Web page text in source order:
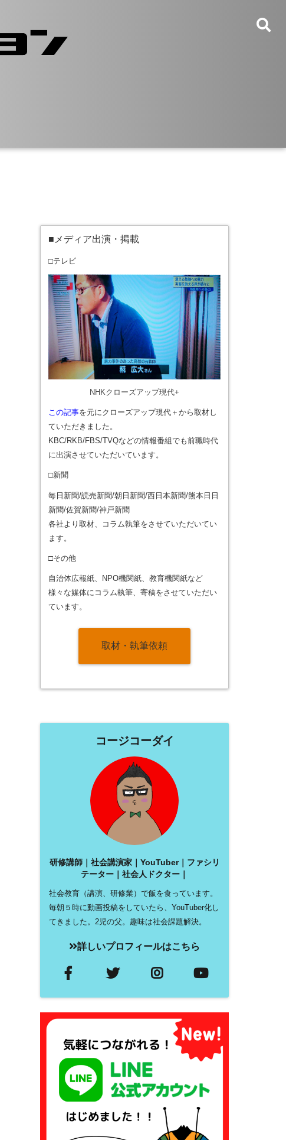
■メディア出演・掲載
□テレビ
NHKクローズアップ現代+
この記事を元にクローズアップ現代＋から取材し
ていただきました。
KBC/RKB/FBS/TVQなどの情報番組でも前職時代
に出演させていただいています。
□新聞
毎日新聞/読売新聞/朝日新聞/西日本新聞/熊本日日
新聞/佐賀新聞/神戸新聞
各社より取材、コラム執筆をさせていただいてい
ます。
□その他
自治体広報紙、NPO機関紙、教育機関紙など
様々な媒体にコラム執筆、寄稿をさせていただい
ています。
取材・執筆依頼
コージコーダイ
研修講師｜社会講演家｜YouTuber｜ファシリ
テーター｜社会人ドクター｜
社会教育（講演、研修業）で飯を食っています。
毎朝５時に動画投稿をしていたら、YouTuber化し
てきました。2児の父。趣味は社会課題解決。
詳しいプロフィールはこちら